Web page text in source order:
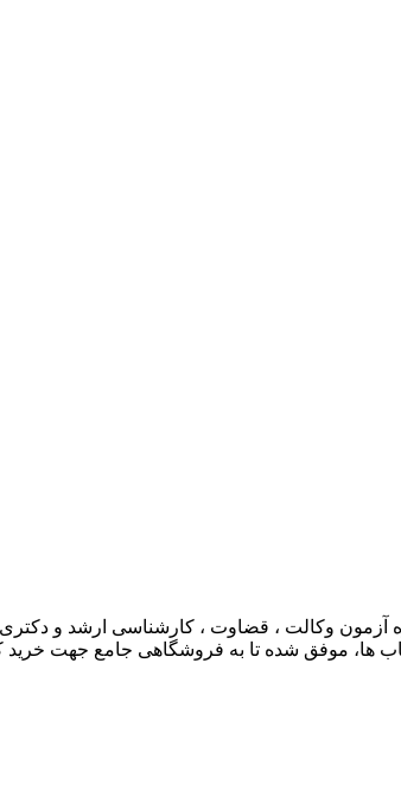
وکالت ، قضاوت ، کارشناسی ارشد و دکتری
ها، موفق شده تا به فروشگاهی جامع جهت